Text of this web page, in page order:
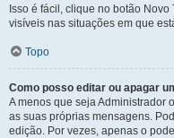
Isso é fácil, clique no botão
visíveis nas situações em que
Topo
Como posso editar ou apagar
A menos que seja Administrador
as suas próprias mensagens.
edição. Por vezes, apenas o